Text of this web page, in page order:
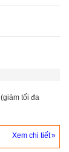
(giảm tối đa
Xem chi tiết